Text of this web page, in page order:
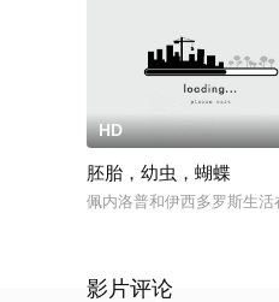
HD
胚胎，幼虫，蝴蝶
佩内洛普和伊西多罗斯生
影片评论